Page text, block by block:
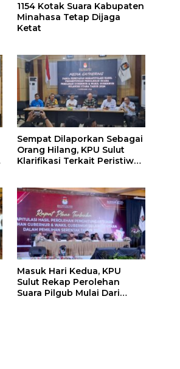
1154 Kotak Suara Kabupaten
Minahasa Tetap Dijaga
Ketat
Sempat Dilaporkan Sebagai
Orang Hilang, KPU Sulut
Klarifikasi Terkait Peristiwa
Masuk Hari Kedua, KPU
Sulut Rekap Perolehan
Suara Pilgub Mulai Dari